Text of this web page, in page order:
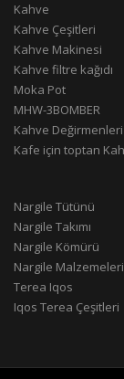
Kahve
Kahve Çeşitleri
Kahve Makinesi
Kahve filtre kağıdı
Moka Pot
MHW-3BOMBER
Kahve Değirmenleri
Kafe için toptan
Nargile Tütünü
Nargile Takımı
Nargile Kömürü
Nargile Malzemeleri
Terea Iqos
Iqos Terea Çeşitleri